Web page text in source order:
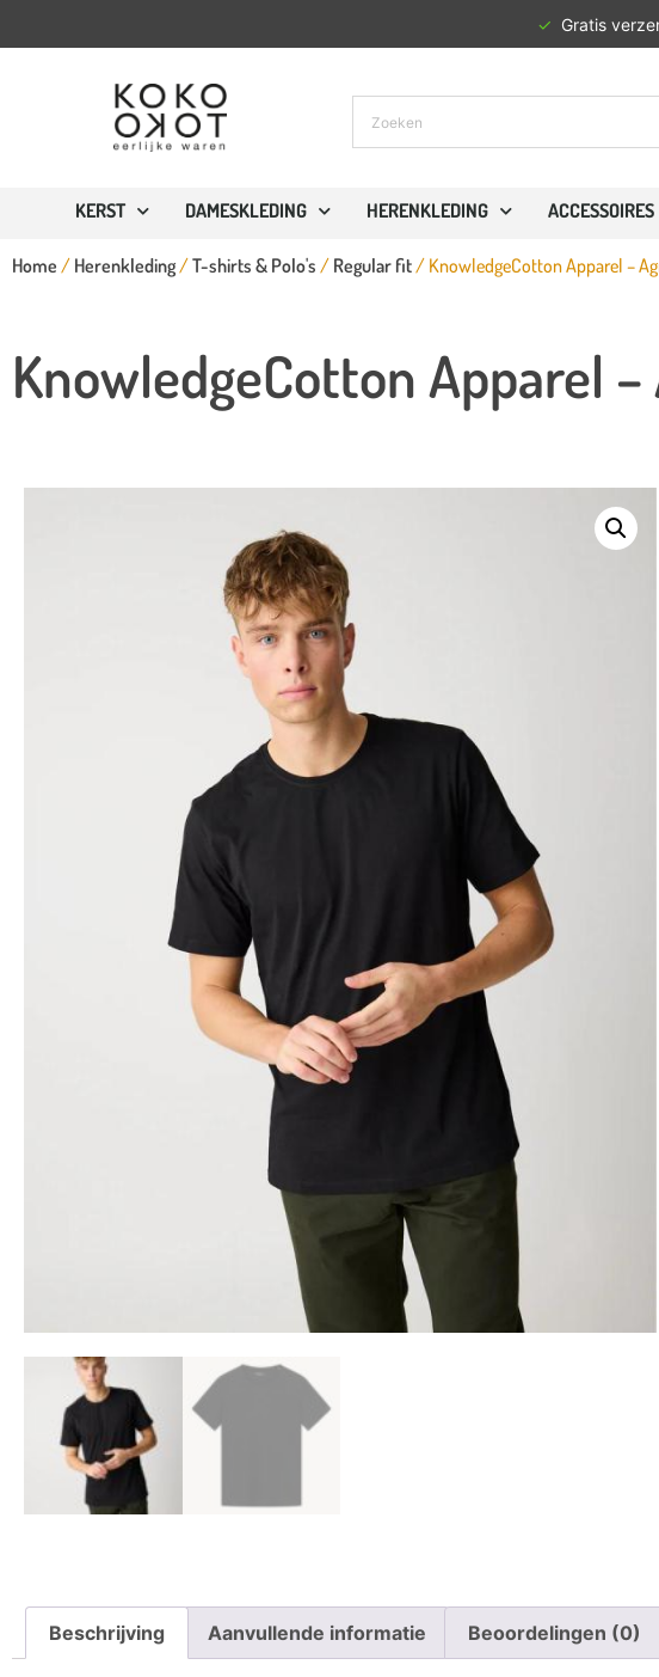
✓ Gratis
KERST DAMESKLEDING HERENKLEDING ACCESSOIRES
Home / Herenkleding/T-shirts & Polo's / Regular fit/ KnowledgeCotton Apparel –
KnowledgeCotton Apparel
Beschrijving Aanvullende informatie Beoordelingen (0)